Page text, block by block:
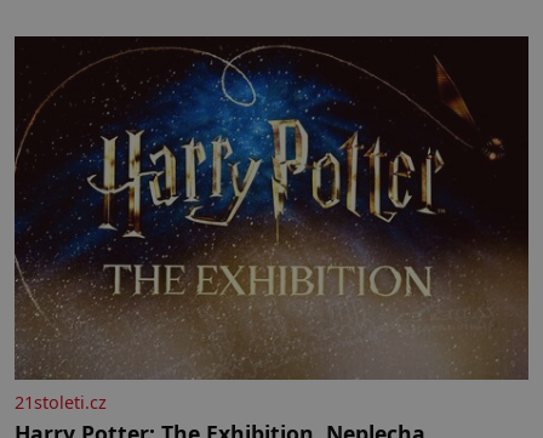
muž. Manželství nám oběma moc nesvědčilo, brzy jsme
zjistili, že
21stoleti.cz